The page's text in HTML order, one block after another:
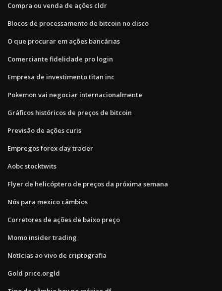
Compra ou venda de ações cldr
Blocos de processamento de bitcoin no disco
O que procurar em ações bancárias
Comerciante fidelidade pro login
Empresa de investimento titan inc
Pokemon vai negociar internacionalmente
Gráficos históricos de preços de bitcoin
Previsão de ações curis
Empregos forex day trader
Aobc stocktwits
Flyer de helicóptero de preços da próxima semana
Nós para mexico câmbios
Corretores de ações de baixo preço
Momo insider trading
Notícias ao vivo de criptografia
Gold price.orgld